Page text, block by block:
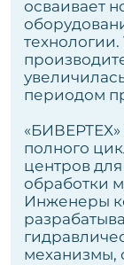
осваивает
периодом
«БИВЕРТЕХ»
полного
центров
обработки
Инженеры
механизмы,